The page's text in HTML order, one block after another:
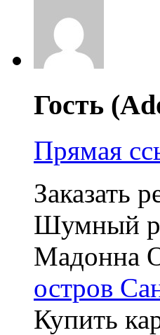
Гость
Прямая
Заказать
Шумный
Мадонна
остров
Купить